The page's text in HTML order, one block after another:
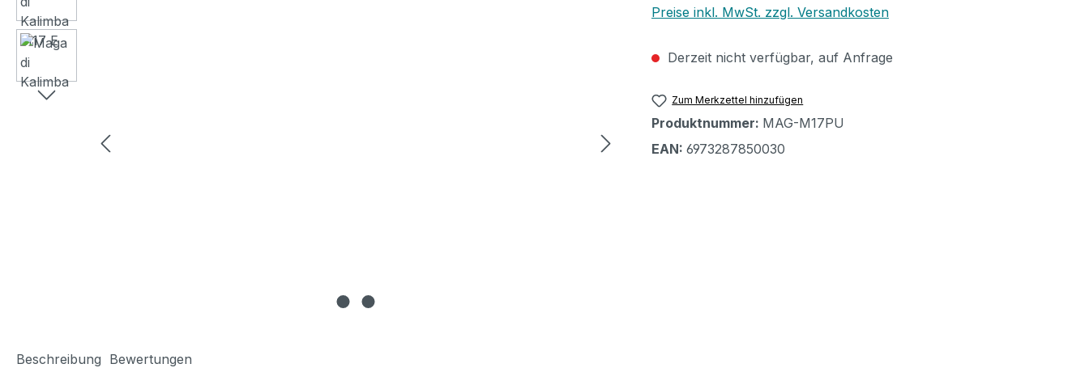
Preise inkl. MwSt. zzgl. Versandkosten
Derzeit nicht verfügbar, auf Anfrage
Zum Merkzettel hinzufügen
Produktnummer: MAG-M17PU
EAN: 6973287850030
Beschreibung Bewertungen